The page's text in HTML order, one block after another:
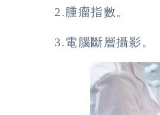
2.腫瘤指數。
3.電腦斷層攝影。